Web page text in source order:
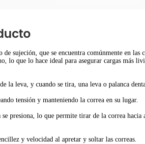
sujeción, que se encuentra comúnmente en
lo que lo hace ideal para asegurar cargas más
la leva, y cuando se tira, una leva o palanca
tensión y manteniendo la correa en su lugar.
presiona, lo que permite tirar de la correa hacia
y velocidad al apretar y soltar las correas.